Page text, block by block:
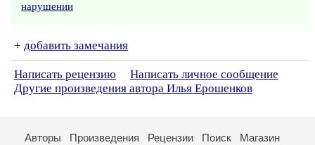
нарушении
+ добавить замечания
Написать рецензию
Написать личное сообщение
Другие произведения автора Илья Ерошенков
Авторы Произведения Рецензии Поиск
Магазин